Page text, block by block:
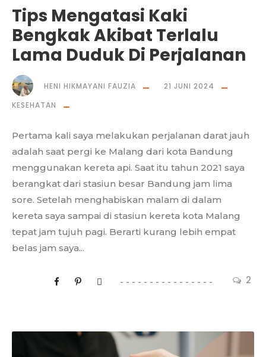
Tips Mengatasi Kaki
Bengkak Akibat Terlalu
Lama Duduk Di Perjalanan
2
HENI HIKMAYANI FAUZIA
21 JUNI 2024
KESEHATAN
Pertama kali saya melakukan perjalanan darat jauh
adalah saat pergi ke Malang dari kota Bandung
menggunakan kereta api. Saat itu tahun 2021 saya
berangkat dari stasiun besar Bandung jam lima
sore. Setelah menghabiskan malam di dalam
kereta saya sampai di stasiun kereta kota Malang
tepat jam tujuh pagi. Berarti kurang lebih empat
belas jam saya...